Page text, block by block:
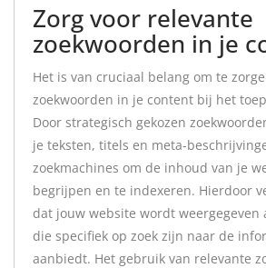
Zorg voor relevante
zoekwoorden in je
Het is van cruciaal belang om te
zoekwoorden in je content bij het
Door strategisch gekozen
je teksten, titels en meta-
zoekmachines om de inhoud van je
begrijpen en te indexeren. Hierdoor
dat jouw website wordt weergegeven
die specifiek op zoek zijn naar de
aanbiedt. Het gebruik van relevante